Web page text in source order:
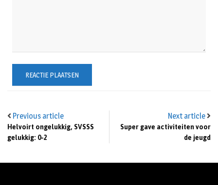
Previous article
Helvoirt ongelukkig, SVSSS
gelukkig: 0-2
Next article
Super gave activiteiten voor
de jeugd